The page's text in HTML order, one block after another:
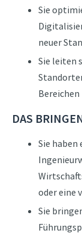
Sie
neuer
Sie leiten
DAS
Sie haben
oder eine
Sie